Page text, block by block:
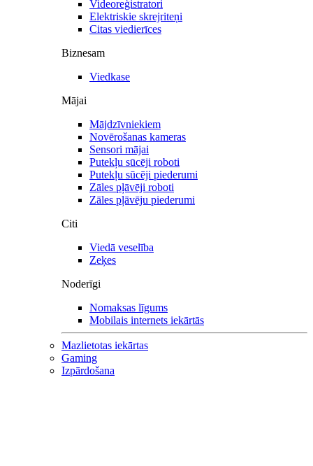
Videoreģistratori
Elektriskie skrejriteņi
Citas viedierīces
Biznesam
Viedkase
Mājai
Mājdzīvniekiem
Novērošanas kameras
Sensori mājai
Putekļu sūcēji roboti
Putekļu sūcēji piederumi
Zāles pļāvēji roboti
Zāles pļāvēju piederumi
Citi
Viedā veselība
Zeķes
Noderīgi
Nomaksas līgums
Mobilais internets iekārtās
Mazlietotas iekārtas
Gaming
Izpārdošana